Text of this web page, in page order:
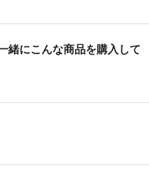
緒にこんな商品を購入して